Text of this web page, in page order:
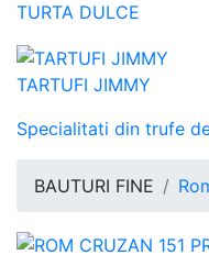
TURTA DULCE
TARTUFI JIMMY
Specialitati din trufe
BAUTURI FINE